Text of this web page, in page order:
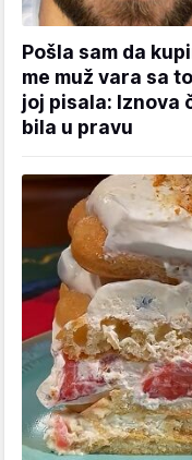
Pošla sam da
me muž vara sa
joj pisala: Iznova
bila u pravu